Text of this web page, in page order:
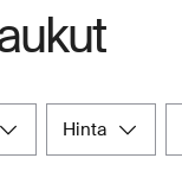
hinta